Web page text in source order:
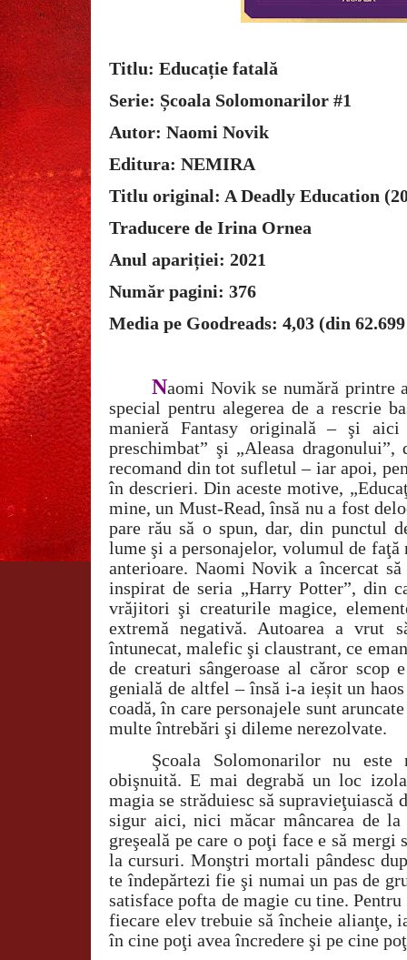
Titlu: Educație fatală
Serie: Școala Solomonarilor #1
Autor: Naomi Novik
Editura: NEMIRA
Titlu original: A Deadly Education
Traducere de Irina Ornea
Anul apariției: 2021
Număr pagini: 376
Media pe Goodreads: 4,03 (din
Naomi Novik se numără printre
special pentru alegerea de a rescrie
manieră Fantasy originală – şi
preschimbat” şi „Aleasa
recomand din tot sufletul – iar apoi,
în descrieri. Din aceste motive,
mine, un Must-Read, însă nu a fost
pare rău să o spun, dar, din punctul
lume şi a personajelor, volumul de
anterioare. Naomi Novik a încercat
inspirat de seria „Harry Potter”, din
vrăjitori şi creaturile magice,
extremă negativă. Autoarea a vrut
întunecat, malefic şi claustrant, ce
de creaturi sângeroase al căror scop
genială de altfel – însă i-a ieșit un
coadă, în care personajele sunt
multe întrebări şi dileme nerezolvate.
Şcoala Solomonarilor nu
obişnuită. E mai degrabă un loc
magia se străduiesc să
sigur aici, nici măcar mâncarea de
greşeală pe care o poţi face e să
la cursuri. Monştri mortali pândesc
te îndepărtezi fie şi numai un pas de
satisface pofta de magie cu tine.
fiecare elev trebuie să încheie alianţe,
în cine poţi avea încredere şi pe cine